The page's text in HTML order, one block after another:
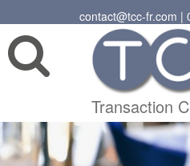
contact@tcc-fr.com |
Transaction